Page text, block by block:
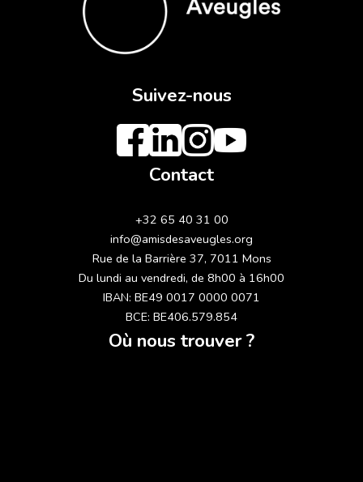
Suivez-nous
Contact
+32 65 40 31 00
info@amisdesaveugles.org
Rue de la Barrière 37, 7011 Mons
Du lundi au vendredi, de 8h00 à 16h00
IBAN: BE49 0017 0000 0071
BCE: BE406.579.854
Où nous trouver ?